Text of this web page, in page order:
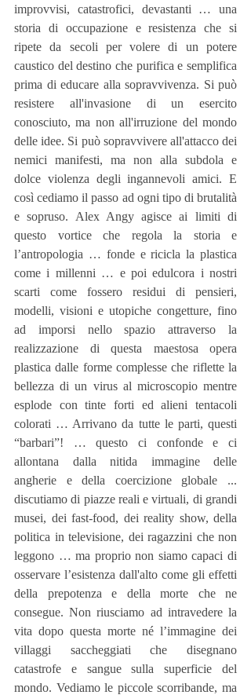
improvvisi, catastrofici, devastanti … una
storia di occupazione e resistenza che si
ripete da secoli per volere di un potere
caustico del destino che purifica e semplifica
prima di educare alla sopravvivenza. Si può
resistere all'invasione di un esercito
conosciuto, ma non all'irruzione del mondo
delle idee. Si può sopravvivere all'attacco dei
nemici manifesti, ma non alla subdola e
dolce violenza degli ingannevoli amici. E
così cediamo il passo ad ogni tipo di brutalità
e sopruso. Alex Angy agisce ai limiti di
questo vortice che regola la storia e
l’antropologia … fonde e ricicla la plastica
come i millenni … e poi edulcora i nostri
scarti come fossero residui di pensieri,
modelli, visioni e utopiche congetture, fino
ad imporsi nello spazio attraverso la
realizzazione di questa maestosa opera
plastica dalle forme complesse che riflette la
bellezza di un virus al microscopio mentre
esplode con tinte forti ed alieni tentacoli
colorati … Arrivano da tutte le parti, questi
“barbari”! … questo ci confonde e ci
allontana dalla nitida immagine delle
angherie e della coercizione globale ...
discutiamo di piazze reali e virtuali, di grandi
musei, dei fast-food, dei reality show, della
politica in televisione, dei ragazzini che non
leggono … ma proprio non siamo capaci di
osservare l’esistenza dall'alto come gli effetti
della prepotenza e della morte che ne
consegue. Non riusciamo ad intravedere la
vita dopo questa morte né l’immagine dei
villaggi saccheggiati che disegnano
catastrofe e sangue sulla superficie del
mondo. Vediamo le piccole scorribande, ma